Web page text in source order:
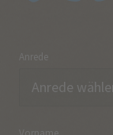
Anrede